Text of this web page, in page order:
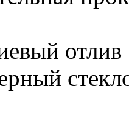
отлив